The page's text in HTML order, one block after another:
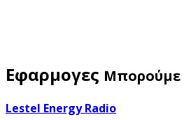
Εφαρμογες Μπορούμε
Lestel Energy Radio